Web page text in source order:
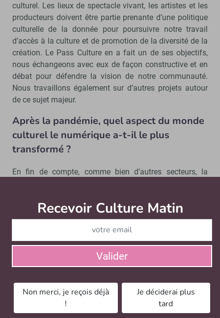
culturel. Les lieux de spectacle vivant, les artistes et les
producteurs doivent être partie prenante d’une politique
culturelle de la donnée pour poursuivre notre travail
d’accès à la culture et de promotion de la diversité de la
création. Le Pass Culture en a fait un de ses objectifs,
nous échangeons avec eux de façon constructive et en
débat pour défendre la vision de notre communauté.
Nous travaillons également sur d’autres projets autour
de ce sujet majeur.
Après la pandémie, quel aspect du monde
culturel le numérique a-t-il le plus
transformé ?
En fin de compte, comme bien d’autres secteurs, la
impacté la sociologie des organisations : il a permis de
développer de nouvelles modalités de collaboration, de
communication interne, parfois a pu déboucher sur
davantage d’horizontalité et de transversalité. Certains
postes ont été repensés, des accords d’entreprise ont
évolué. Si nos métiers demandent par nature un grand
rencontre des publics, la souplesse instaurée par le
télétravail a permis de repenser un management par
mission, plus responsabilisant et impliquant, et une
Recevoir Culture Matin
Valider
Non merci, je reçois déjà
!
Je déciderai plus
tard